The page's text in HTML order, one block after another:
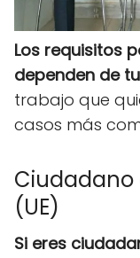
Los requisitos
dependen de
trabajo que
casos más
Ciudadano
(UE)
Si eres